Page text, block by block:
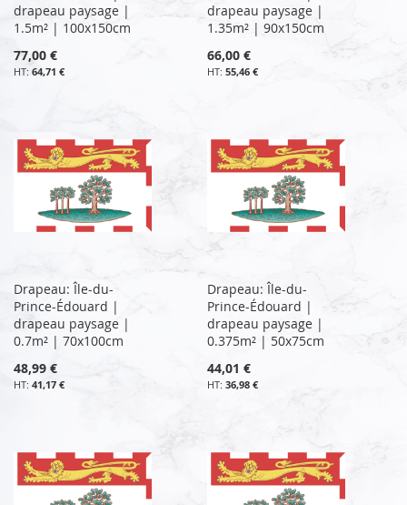
drapeau paysage |
1.5m² | 100x150cm
77,00 €
64,71 €
drapeau paysage |
1.35m² | 90x150cm
66,00 €
55,46 €
Drapeau: Île-du-
Prince-Édouard |
drapeau paysage |
0.7m² | 70x100cm
48,99 €
41,17 €
Drapeau: Île-du-
Prince-Édouard |
drapeau paysage |
0.375m² | 50x75cm
44,01 €
36,98 €